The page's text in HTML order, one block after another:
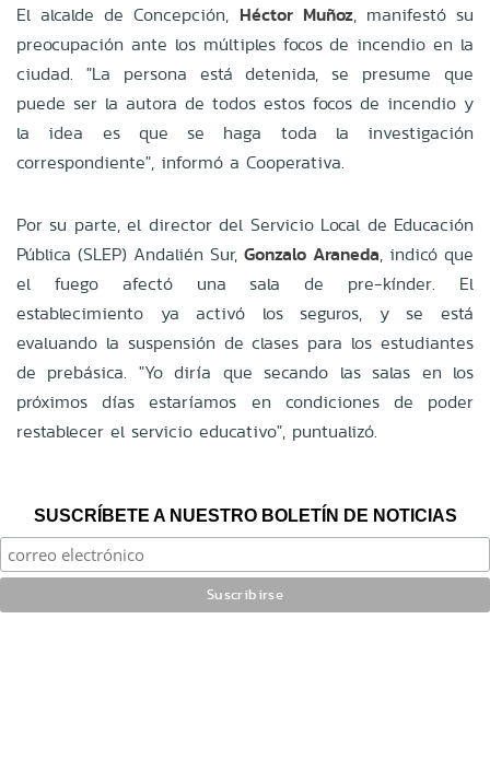
El alcalde de Concepción, Héctor Muñoz, manifestó su
preocupación ante los múltiples focos de incendio en la
ciudad. "La persona está detenida, se presume que
puede ser la autora de todos estos focos de incendio y
la idea es que se haga toda la investigación
correspondiente", informó a Cooperativa.
Por su parte, el director del Servicio Local de Educación
Pública (SLEP) Andalién Sur, Gonzalo Araneda, indicó que
el fuego afectó una sala de pre-kínder. El
establecimiento ya activó los seguros, y se está
evaluando la suspensión de clases para los estudiantes
de prebásica. "Yo diría que secando las salas en los
próximos días estaríamos en condiciones de poder
restablecer el servicio educativo", puntualizó.
SUSCRÍBETE A NUESTRO BOLETÍN DE NOTICIAS